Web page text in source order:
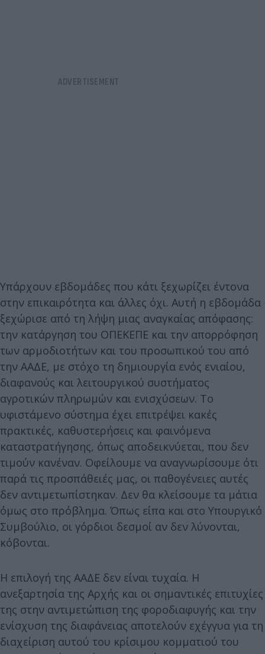
Υπάρχουν εβδομάδες που κάτι ξεχωρίζει έντονα
στην επικαιρότητα και άλλες όχι. Αυτή η εβδομάδα
ξεχώρισε από τη λήψη μιας αναγκαίας απόφασης:
την κατάργηση του ΟΠΕΚΕΠΕ και την απορρόφηση
των αρμοδιοτήτων και του προσωπικού του από
την ΑΑΔΕ, με στόχο τη δημιουργία ενός ενιαίου,
διαφανούς και λειτουργικού συστήματος
αγροτικών πληρωμών και ενισχύσεων. Το
υφιστάμενο σύστημα έχει επιτρέψει κακές
πρακτικές, καθυστερήσεις και φαινόμενα
καταστρατήγησης, όπως αποδεικνύεται, που δεν
τιμούν κανέναν. Οφείλουμε να αναγνωρίσουμε ότι
παρά τις προσπάθειές μας, οι παθογένειες αυτές
δεν αντιμετωπίστηκαν. Δεν θα κλείσουμε τα μάτια
όμως στο πρόβλημα. Όπως είπα και στο Υπουργικό
Συμβούλιο, οι γόρδιοι δεσμοί αν δεν λύνονται,
κόβονται.
Η επιλογή της ΑΑΔΕ δεν είναι τυχαία. Η
ανεξαρτησία της Αρχής και οι σημαντικές επιτυχίες
της στην αντιμετώπιση της φοροδιαφυγής και την
ενίσχυση της διαφάνειας αποτελούν εχέγγυα για τη
διαχείριση αυτού του κρίσιμου κομματιού του